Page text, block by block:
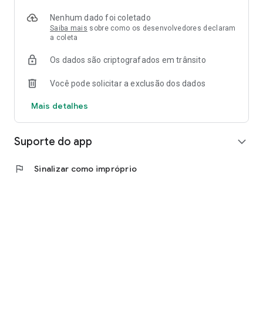
Nenhum dado foi coletado
Saiba mais sobre como os desenvolvedores declaram
a coleta
Os dados são criptografados em trânsito
Você pode solicitar a exclusão dos dados
Mais detalhes
Suporte do app expand_more
flag Sinalizar como impróprio